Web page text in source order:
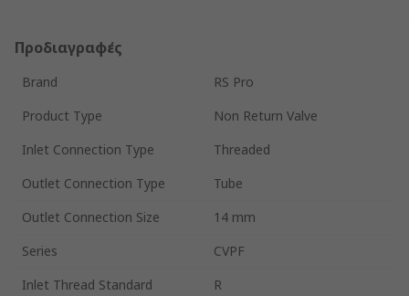
Προδιαγραφές
Brand
RS Pro
Product Type
Non Return Valve
Inlet Connection Type
Threaded
Outlet Connection Type
Tube
Outlet Connection Size
14 mm
Series
CVPF
Inlet Thread Standard
R